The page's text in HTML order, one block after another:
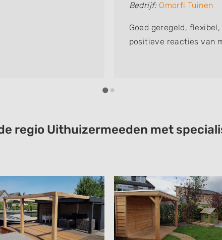
Bedrijf: Omorfi Tuinen
Goed geregeld,
positieve reacties van
regio Uithuizermeeden met